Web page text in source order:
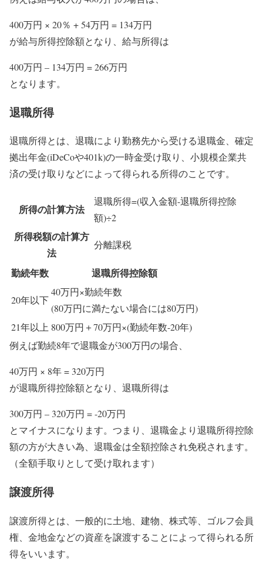
400万円 × 20％ + 54万円 = 134万円
が給与所得控除額となり、給与所得は
400万円 – 134万円 = 266万円
となります。
退職所得
退職所得とは、退職により勤務先から受ける退職金、確定
拠出年金(iDeCoや401k)の一時金受け取り、小規模企業共
済の受け取りなどによって得られる所得のことです。
所得の計算方法
退職所得=(収入金額-退職所得控除
額)÷2
所得税額の計算方
法
分離課税
勤続年数 退職所得控除額
20年以下
40万円×勤続年数
(80万円に満たない場合には80万円)
21年以上 800万円＋70万円×(勤続年数-20年)
例えば勤続8年で退職金が300万円の場合、
40万円 × 8年 = 320万円
が退職所得控除額となり、退職所得は
300万円 – 320万円 = -20万円
とマイナスになります。つまり、退職金より退職所得控除
額の方が大きい為、退職金は全額控除され免税されます。
（全額手取りとして受け取れます）
譲渡所得
譲渡所得とは、一般的に土地、建物、株式等、ゴルフ会員
権、金地金などの資産を譲渡することによって得られる所
得をいいます。